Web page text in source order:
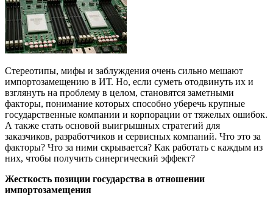
Стереотипы, мифы и заблуждения очень сильно мешают
импортозамещению в ИТ. Но, если суметь отодвинуть их и
взглянуть на проблему в целом, становятся заметными
факторы, понимание которых способно уберечь крупные
государственные компании и корпорации от тяжелых ошибок.
А также стать основой выигрышных стратегий для
заказчиков, разработчиков и сервисных компаний. Что это за
факторы? Что за ними скрывается? Как работать с каждым из
них, чтобы получить синергический эффект?
Жесткость позиции государства в отношении
импортозамещения